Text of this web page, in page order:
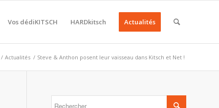
Vos dédiKITSCH HARDkitsch Actualités
/ Actualités / Steve & Anthon posent leur vaisseau dans Kitsch et Net !